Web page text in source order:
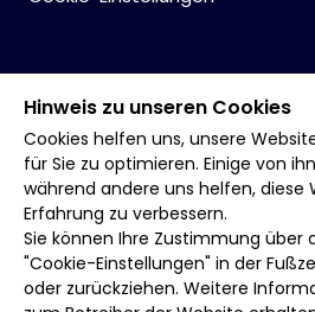
Hinweis zu unseren Cookies
Cookies helfen uns, unsere
für Sie zu optimieren. Einige von
während andere uns helfen, diese
Erfahrung zu verbessern.
Sie können Ihre Zustimmung über
"Cookie-Einstellungen" in der
oder zurückziehen. Weitere